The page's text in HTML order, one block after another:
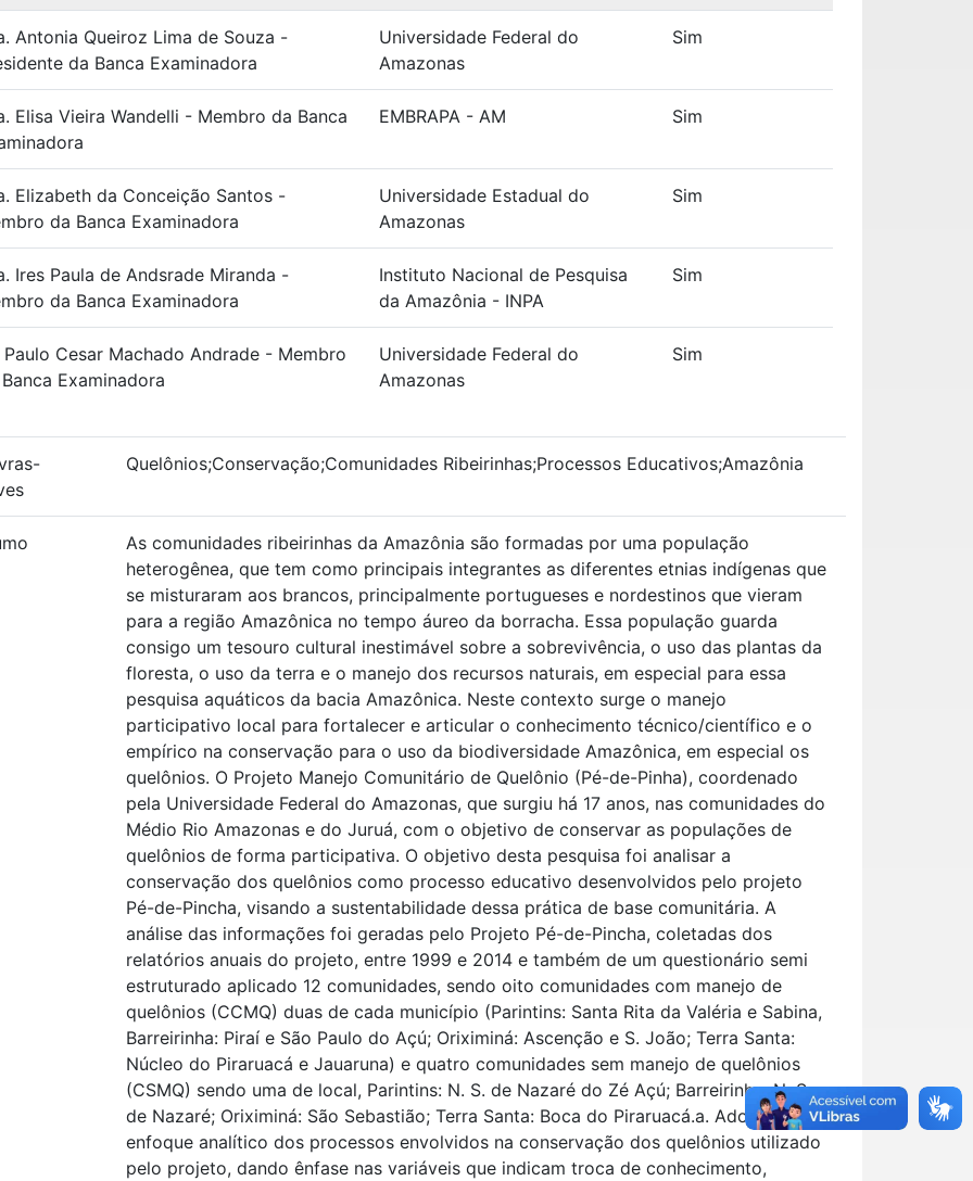
Antonia Queiroz Lima de Souza -
da Banca Examinadora
Universidade Federal do
Amazonas
Sim
Elisa Vieira Wandelli - Membro da Banca
EMBRAPA - AM Sim
Elizabeth da Conceição Santos -
da Banca Examinadora
Universidade Estadual do
Amazonas
Sim
Ires Paula de Andsrade Miranda -
da Banca Examinadora
Instituto Nacional de Pesquisa
da Amazônia - INPA
Sim
Paulo Cesar Machado Andrade - Membro
Examinadora
Universidade Federal do
Amazonas
Sim
Quelônios;Conservação;Comunidades Ribeirinhas;Processos Educativos;Amazônia
As comunidades ribeirinhas da Amazônia são formadas por uma população
heterogênea, que tem como principais integrantes as diferentes etnias indígenas que
se misturaram aos brancos, principalmente portugueses e nordestinos que vieram
para a região Amazônica no tempo áureo da borracha. Essa população guarda
consigo um tesouro cultural inestimável sobre a sobrevivência, o uso das plantas da
floresta, o uso da terra e o manejo dos recursos naturais, em especial para essa
pesquisa aquáticos da bacia Amazônica. Neste contexto surge o manejo
participativo local para fortalecer e articular o conhecimento técnico/científico e o
empírico na conservação para o uso da biodiversidade Amazônica, em especial os
quelônios. O Projeto Manejo Comunitário de Quelônio (Pé-de-Pinha), coordenado
pela Universidade Federal do Amazonas, que surgiu há 17 anos, nas comunidades do
Médio Rio Amazonas e do Juruá, com o objetivo de conservar as populações de
quelônios de forma participativa. O objetivo desta pesquisa foi analisar a
conservação dos quelônios como processo educativo desenvolvidos pelo projeto
Pé-de-Pincha, visando a sustentabilidade dessa prática de base comunitária. A
análise das informações foi geradas pelo Projeto Pé-de-Pincha, coletadas dos
relatórios anuais do projeto, entre 1999 e 2014 e também de um questionário semi
estruturado aplicado 12 comunidades, sendo oito comunidades com manejo de
quelônios (CCMQ) duas de cada município (Parintins: Santa Rita da Valéria e Sabina,
Barreirinha: Piraí e São Paulo do Açú; Oriximiná: Ascenção e S. João; Terra Santa:
Núcleo do Piraruacá e Jauaruna) e quatro comunidades sem manejo de quelônios
(CSMQ) sendo uma de local, Parintins: N. S. de Nazaré do Zé Açú; Barreirinha: N. S.
de Nazaré; Oriximiná: São Sebastião; Terra Santa: Boca do Piraruacá.a. Adotou-se o
enfoque analítico dos processos envolvidos na conservação dos quelônios utilizado
pelo projeto, dando ênfase nas variáveis que indicam troca de conhecimento,